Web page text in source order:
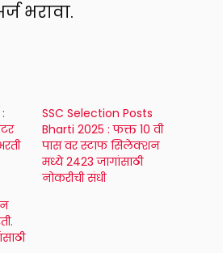
भरावा.
SSC Selection Posts
Bharti 2025 : फक्त 10 वी
पास वर स्टाफ सिलेक्शन
मध्ये 2423 जागांसाठी
नोकरीची संधी